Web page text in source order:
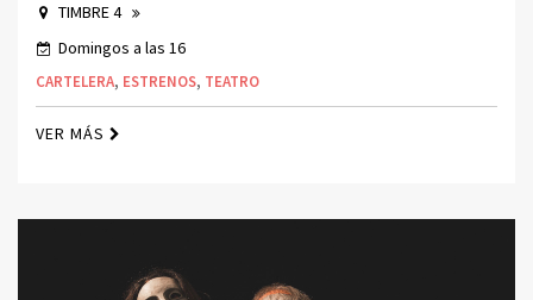
TIMBRE 4
Domingos a las 16
CARTELERA, ESTRENOS, TEATRO
VER MÁS